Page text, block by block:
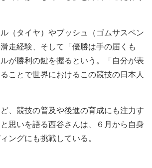
（タイヤ）やブッシュ（ゴムサスペン
走経験、そして「優勝は手の届くも
が勝利の鍵を握るという。「自分が表
ことで世界におけるこの競技の日本人
、競技の普及や後進の育成にも注力す
思いを語る西谷さんは、６月から自身
ングにも挑戦している。